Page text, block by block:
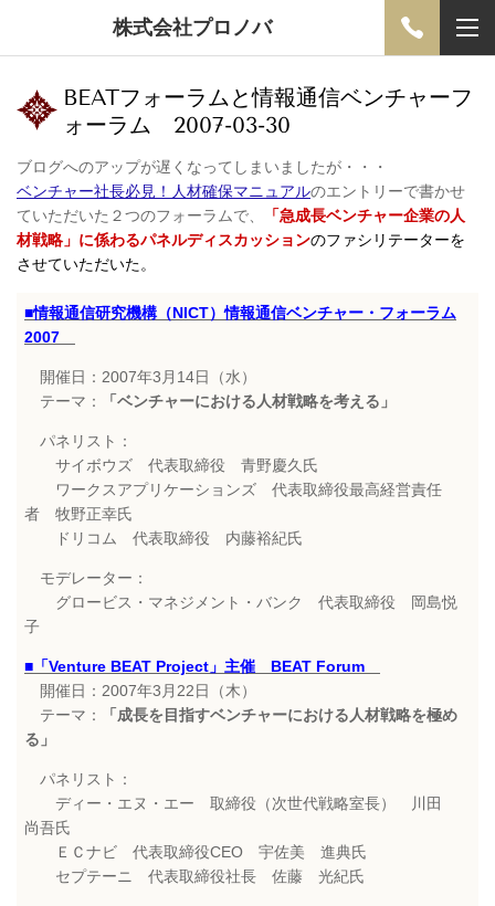
株式会社プロノバ
BEATフォーラムと情報通信ベンチャーフ
ォーラム 2007-03-30
ブログへのアップが遅くなってしまいましたが・・・
ベンチャー社長必見！人材確保マニュアルのエントリーで書かせ
ていただいた２つのフォーラムで、
「急成長ベンチャー企業の人
材戦略」 に係わるパネルディスカッションのファシリテーターを
させていただいた。
■情報通信研究機構（NICT）情報通信ベンチャー・フォーラム
2007
開催日：2007年3月14日（水）
テーマ：
「ベンチャーにおける人材戦略を考える」
パネリスト：
サイボウズ 代表取締役 青野慶久氏
ワークスアプリケーションズ 代表取締役最高経営責任
者 牧野正幸氏
ドリコム 代表取締役 内藤裕紀氏
モデレーター：
グロービス・マネジメント・バンク 代表取締役 岡島悦
子
■「Venture BEAT Project」主催 BEAT Forum
開催日：2007年3月22日（木）
テーマ：
「成長を目指すベンチャーにおける人材戦略を極め
る」
パネリスト：
ディー・エヌ・エー 取締役（次世代戦略室長） 川田
尚吾氏
ＥＣナビ 代表取締役CEO 宇佐美 進典氏
セプテーニ 代表取締役社長 佐藤 光紀氏